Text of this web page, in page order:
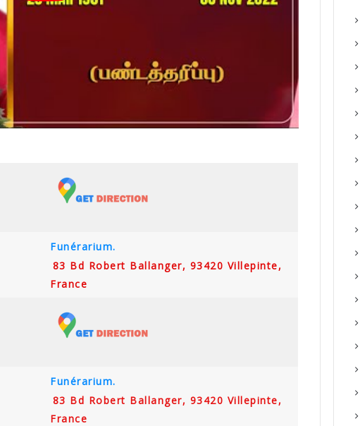
Funérarium.
83 Bd Robert Ballanger, 93420 Villepinte,
France
Funérarium.
83 Bd Robert Ballanger, 93420 Villepinte,
France